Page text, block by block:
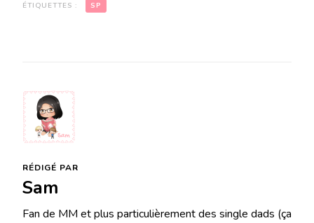
ÉTIQUETTES : SP
RÉDIGÉ PAR
Sam
Fan de MM et plus particulièrement des single dads (ça